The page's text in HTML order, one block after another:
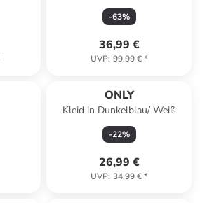
-63%
36,99 €
UVP: 99,99 €*
ONLY
Kleid in Dunkelblau/ Weiß
-22%
26,99 €
UVP: 34,99 €*